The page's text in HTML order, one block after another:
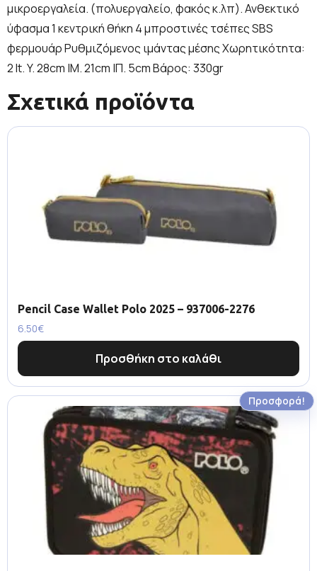
μικροεργαλεία. (πολυεργαλείο, φακός κ.λπ). Ανθεκτικό
ύφασμα 1 κεντρική θήκη 4 μπροστινές τσέπες SBS
φερμουάρ Ρυθμιζόμενος ιμάντας μέσης Χωρητικότητα:
2 lt. Y. 28cm |Μ. 21cm |Π. 5cm Βάρος: 330gr
Σχετικά προϊόντα
Pencil Case Wallet Polo 2025 – 937006-2276
6.50€
Προσθήκη στο καλάθι
Προσφορά!